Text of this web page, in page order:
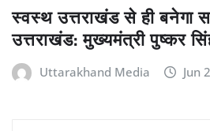
स्वस्थ उत्तराखंड से ही बनेगा
उत्तराखंड: मुख्यमंत्री पुष्कर
Uttarakhand Media Jun